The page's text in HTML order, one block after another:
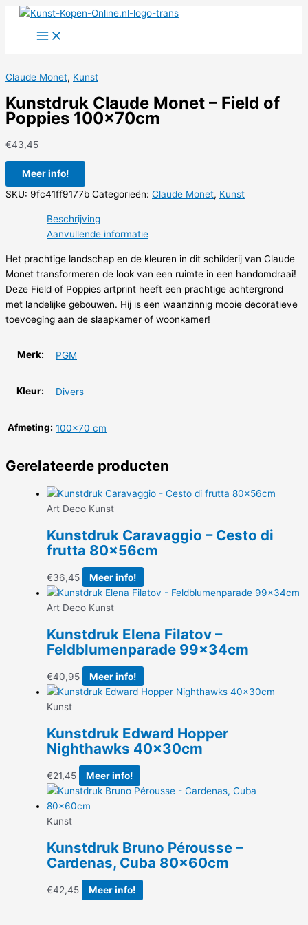
Claude Monet, Kunst
Kunstdruk Claude Monet – Field of
Poppies 100x70cm
€43,45
Meer info!
SKU: 9fc41ff9177b Categorieën: Claude Monet, Kunst
Beschrijving
Aanvullende informatie
Het prachtige landschap en de kleuren in dit schilderij van Claude
Monet transformeren de look van een ruimte in een handomdraai!
Deze Field of Poppies artprint heeft een prachtige achtergrond
met landelijke gebouwen. Hij is een waanzinnig mooie decoratieve
toevoeging aan de slaapkamer of woonkamer!
Merk: PGM
Kleur: Divers
Afmeting: 100×70 cm
Gerelateerde producten
Art Deco Kunst
Kunstdruk Caravaggio – Cesto di
frutta 80x56cm
€36,45 Meer info!
Art Deco Kunst
Kunstdruk Elena Filatov –
Feldblumenparade 99x34cm
€40,95 Meer info!
Kunst
Kunstdruk Edward Hopper
Nighthawks 40x30cm
€21,45 Meer info!
Kunst
Kunstdruk Bruno Pérousse –
Cardenas, Cuba 80x60cm
€42,45 Meer info!